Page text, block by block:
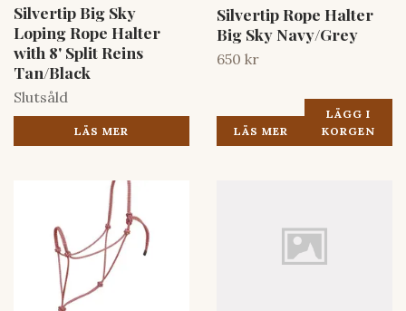
Silvertip Big Sky
Loping Rope Halter
with 8' Split Reins
Tan/Black
Slutsåld
LÄS MER
Silvertip Rope Halter
Big Sky Navy/Grey
650 kr
LÄS MER
LÄGG I
KORGEN